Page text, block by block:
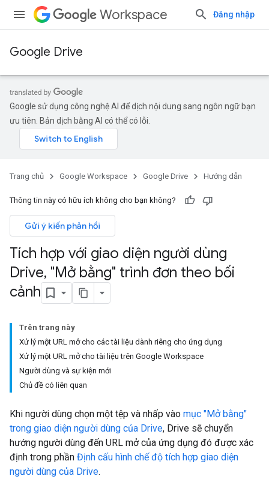
Workspace Đăng nhập
Google Drive
Google sử dụng công nghệ AI để dịch nội dung sang ngôn ngữ bạn
ưu tiên. Bản dịch bằng AI có thể có lỗi.
Trang chủ Google Workspace Google Drive Hướng dẫn
Thông tin này có hữu ích không cho bạn không?
Gửi ý kiến phản hồi
Tích hợp với giao diện người dùng
Drive, "Mở bằng" trình đơn theo bối
cảnh
Trên trang này
Xử lý một URL mở cho các tài liệu dành riêng cho ứng dụng
Xử lý một URL mở cho tài liệu trên Google Workspace
Người dùng và sự kiện mới
Chủ đề có liên quan
Khi người dùng chọn một tệp và nhấp vào mục "Mở bằng"
trong giao diện người dùng của Drive, Drive sẽ chuyển
hướng người dùng đến URL mở của ứng dụng đó được xác
định trong phần Định cấu hình chế độ tích hợp giao diện
người dùng của Drive.